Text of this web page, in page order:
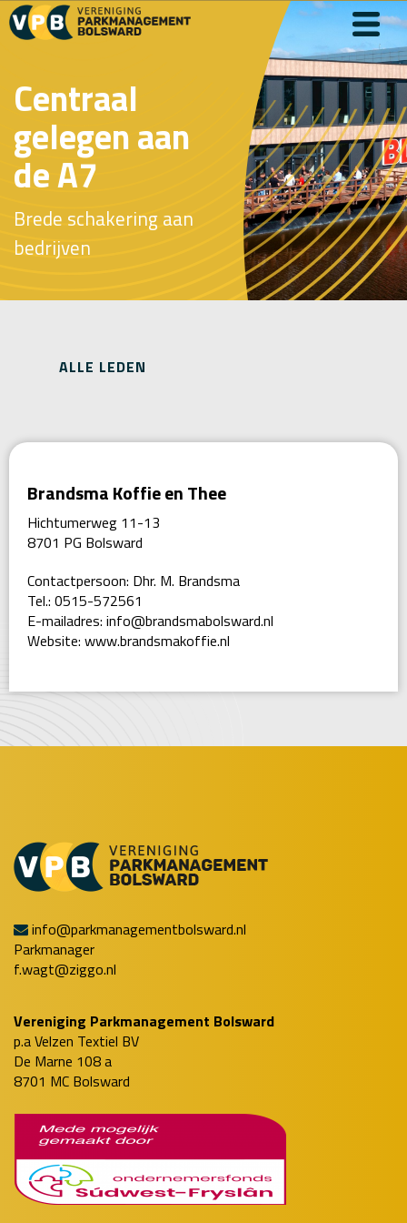
Centraal
gelegen aan
de A7
Brede schakering aan
bedrijven
ALLE LEDEN
Brandsma Koffie en Thee
Hichtumerweg 11-13
8701 PG Bolsward
Contactpersoon: Dhr. M. Brandsma
Tel.: 0515-572561
E-mailadres: info@brandsmabolsward.nl
Website: www.brandsmakoffie.nl
info@parkmanagementbolsward.nl
Parkmanager
f.wagt@ziggo.nl
Vereniging Parkmanagement Bolsward
p.a Velzen Textiel BV
De Marne 108 a
8701 MC Bolsward